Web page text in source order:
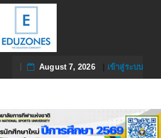
August 7, 2026| เข้าสู่ระบบ